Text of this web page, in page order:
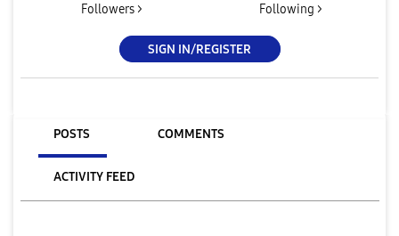
Followers > Following >
SIGN IN/REGISTER
POSTS COMMENTS
ACTIVITY FEED